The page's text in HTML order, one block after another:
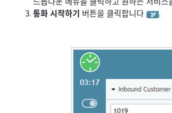
통화 시작하기 버튼을 클릭합니다 .